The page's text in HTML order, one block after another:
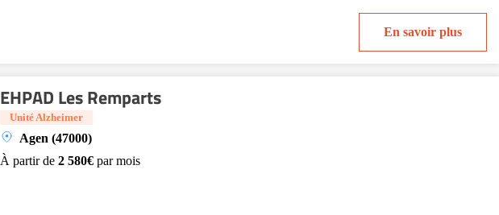
En savoir plus
EHPAD Les Remparts
Unité Alzheimer
Agen (47000)
À partir de 2 580€ par mois